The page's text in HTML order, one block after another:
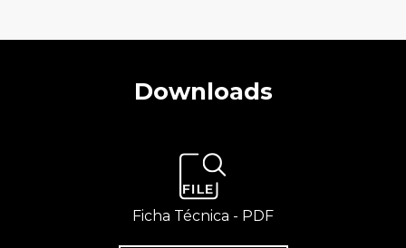
Downloads
Ficha Técnica - PDF